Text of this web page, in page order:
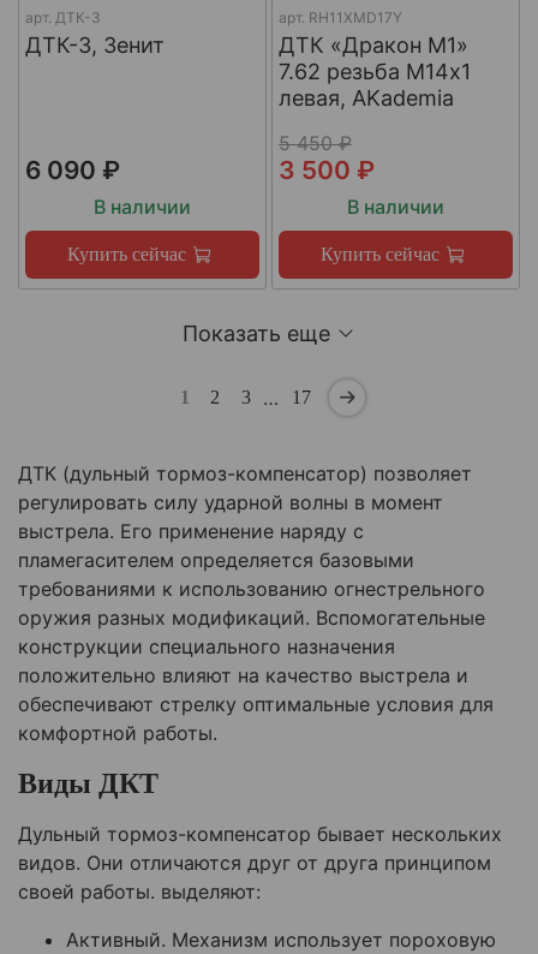
арт. ДТК-3
ДТК-3, Зенит
6 090 ₽
В наличии
Купить сейчас
арт. RH11XMD17Y
ДТК «Дракон М1»
7.62 резьба М14х1
левая, AKademia
5 450 ₽
3 500 ₽
В наличии
Купить сейчас
Показать еще
1 2 3 … 17
ДТК (дульный тормоз-компенсатор) позволяет
регулировать силу ударной волны в момент
выстрела. Его применение наряду с
пламегасителем определяется базовыми
требованиями к использованию огнестрельного
оружия разных модификаций. Вспомогательные
конструкции специального назначения
положительно влияют на качество выстрела и
обеспечивают стрелку оптимальные условия для
комфортной работы.
Виды ДКТ
Дульный тормоз-компенсатор бывает нескольких
видов. Они отличаются друг от друга принципом
своей работы. выделяют:
Активный. Механизм использует пороховую